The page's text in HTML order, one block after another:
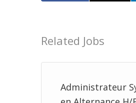
Related Jobs
Administrateur